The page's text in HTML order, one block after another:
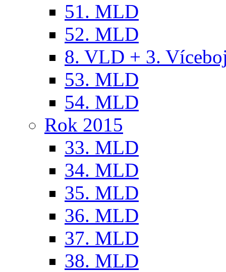
51. MLD
52. MLD
8. VLD + 3.
53. MLD
54. MLD
Rok 2015
33. MLD
34. MLD
35. MLD
36. MLD
37. MLD
38. MLD